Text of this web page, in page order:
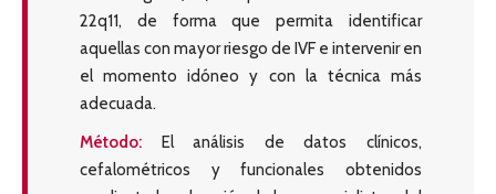
22q11, de forma que permita identificar
aquellas con mayor riesgo de IVF e intervenir en
el momento idóneo y con la técnica más
adecuada.
Método:
El análisis de datos clínicos,
cefalométricos y funcionales obtenidos